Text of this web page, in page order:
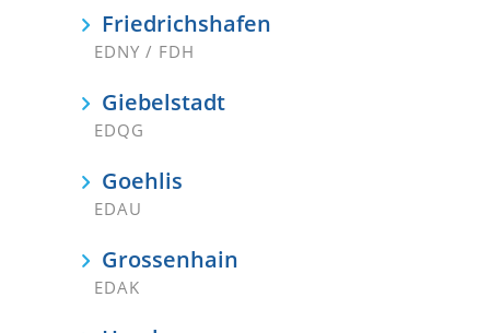
Friedrichshafen
EDNY / FDH
Giebelstadt
EDQG
Goehlis
EDAU
Grossenhain
EDAK